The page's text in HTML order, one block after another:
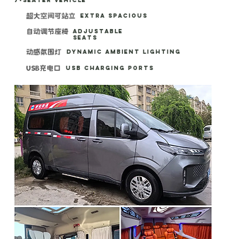
超大空间可站立 Extra Spacious
自动调节座椅 Adjustable
Seats
动感氛围灯 Dynamic Ambient Lighting
USB充电口 USB Charging Ports